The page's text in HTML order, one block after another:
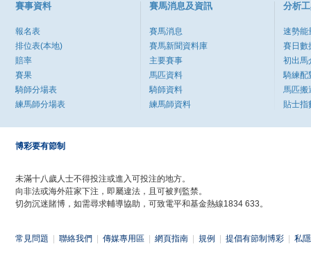
賽事資料
報名表
排位表(本地)
賠率
賽果
騎師分場表
練馬師分場表
賽馬消息及資訊
賽馬消息
賽馬新聞資料庫
主要賽事
馬匹資料
騎師資料
練馬師資料
分析
速勢能
賽日數
初出馬
騎練配
馬匹搬
貼士指
博彩要有節制
未滿十八歲人士不得投注或進入可投注的地方。
向非法或海外莊家下注，即屬違法，且可被判監禁。
切勿沉迷賭博，如需尋求輔導協助，可致電平和基金熱線1834 633。
常見問題 聯絡我們 傳媒專用區 網頁指南 規例 提倡有節制博彩 私